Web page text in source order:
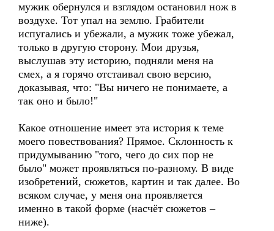
мужик обернулся и взглядом остановил нож в
воздухе. Тот упал на землю. Грабители
испугались и убежали, а мужик тоже убежал,
только в другую сторону. Мои друзья,
выслушав эту историю, подняли меня на
смех, а я горячо отстаивал свою версию,
доказывая, что: "Вы ничего не понимаете, а
так оно и было!"
Какое отношение имеет эта история к теме
моего повествования? Прямое. Склонность к
придумыванию "того, чего до сих пор не
было" может проявляться по-разному. В виде
изобретений, сюжетов, картин и так далее. Во
всяком случае, у меня она проявляется
именно в такой форме (насчёт сюжетов –
ниже).